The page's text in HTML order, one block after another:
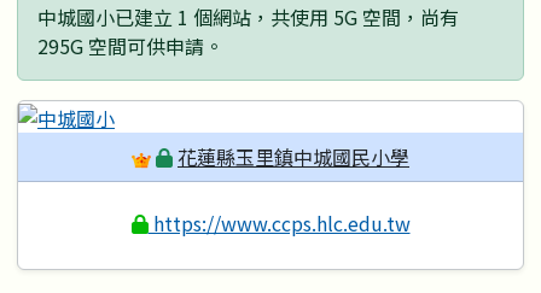
中城國小已建立 1 個網站，共使用 5G 空間，尚有
295G 空間可供申請。
花蓮縣玉里鎮中城國民小學
https://www.ccps.hlc.edu.tw